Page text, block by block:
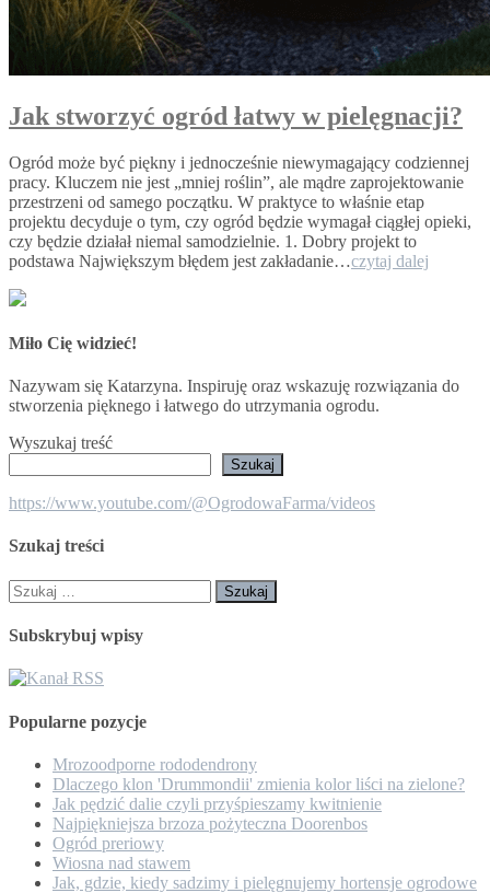
Jak stworzyć ogród łatwy w pielęgnacji?
Ogród może być piękny i jednocześnie niewymagający codziennej
pracy. Kluczem nie jest „mniej roślin”, ale mądre zaprojektowanie
przestrzeni od samego początku. W praktyce to właśnie etap
projektu decyduje o tym, czy ogród będzie wymagał ciągłej opieki,
czy będzie działał niemal samodzielnie. 1. Dobry projekt to
podstawa Największym błędem jest zakładanie…czytaj dalej
Miło Cię widzieć!
Nazywam się Katarzyna. Inspiruję oraz wskazuję rozwiązania do
stworzenia pięknego i łatwego do utrzymania ogrodu.
Wyszukaj treść
Szukaj
https://www.youtube.com/@OgrodowaFarma/videos
Szukaj treści
Szukaj:
Subskrybuj wpisy
Popularne pozycje
Mrozoodporne rododendrony
Dlaczego klon 'Drummondii' zmienia kolor liści na zielone?
Jak pędzić dalie czyli przyśpieszamy kwitnienie
Najpiękniejsza brzoza pożyteczna Doorenbos
Ogród preriowy
Wiosna nad stawem
Jak, gdzie, kiedy sadzimy i pielęgnujemy hortensje ogrodowe